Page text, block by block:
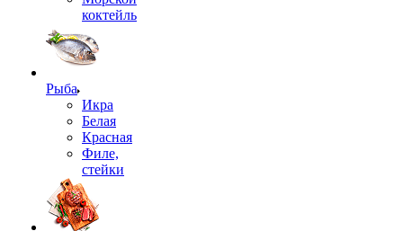
коктейль
Рыба
Икра
Белая
Красная
Филе,
стейки